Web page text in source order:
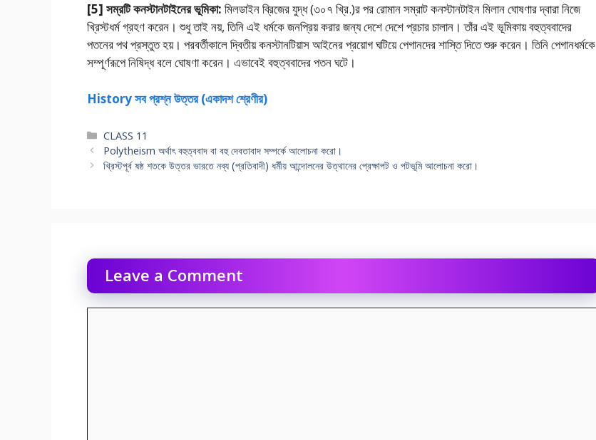
[5] সম্রটি কনস্টানটাইনের ভূমিকা: মিলডাইন ব্রিজের যুদ্ধ (৩০৭ খ্রি.)র পর রােমান সম্রাট কনস্টানটাইন মিলান ঘােষণার দ্বারা নিজে
খ্রিস্টধর্ম গ্রহণ করেন। শুধু তাই নয়, তিনি এই ধর্মকে জনপ্রিয় করার জন্য দেশে দেশে প্রচার চালান। তাঁর এই ভূমিকায় বহুত্ববাদের
পতনের পথ প্রস্তুত হয়। পরবর্তীকালে দ্বিতীয় কনস্টানটিয়াস আইনের প্রয়ােগ ঘটিয়ে পেগানদের শাস্তি দিতে শুরু করেন। তিনি পেগানধর্মকে
সম্পূর্ণরূপে নিষিদ্ধ বলে ঘােষণা করেন। এভাবেই বহুত্ববাদের পতন ঘটে।
History সব প্রশ্ন উত্তর (একাদশ শ্রেণীর)
Categories
CLASS 11
Polytheism অর্থাৎ বহুত্ববাদ বা বহু দেবতাবাদ সম্পর্কে আলােচনা করাে।
খ্রিস্টপূর্ব ষষ্ঠ শতকে উত্তর ভারতে নব্য (প্রতিবাদী) ধর্মীয় আন্দোলনের উত্থানের প্রেক্ষাপট ও পটভূমি আলােচনা করাে।
Leave a Comment